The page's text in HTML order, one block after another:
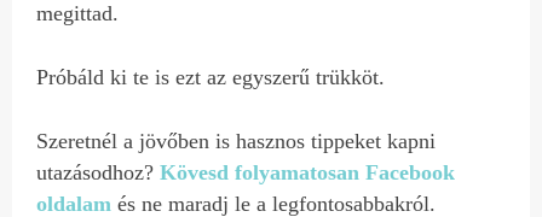
megittad.
Próbáld ki te is ezt az egyszerű trükköt.
Szeretnél a jövőben is hasznos tippeket kapni
utazásodhoz?Kövesd folyamatosan Facebook
oldalam és ne maradj le a legfontosabbakról.